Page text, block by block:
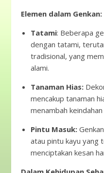
Elemen dalam Genkan:
Tatami: Beberapa
dengan tatami,
tradisional, yang
alami.
Tanaman Hias:
mencakup tanaman
menambah
Pintu Masuk:
atau pintu kayu yang
menciptakan kesan